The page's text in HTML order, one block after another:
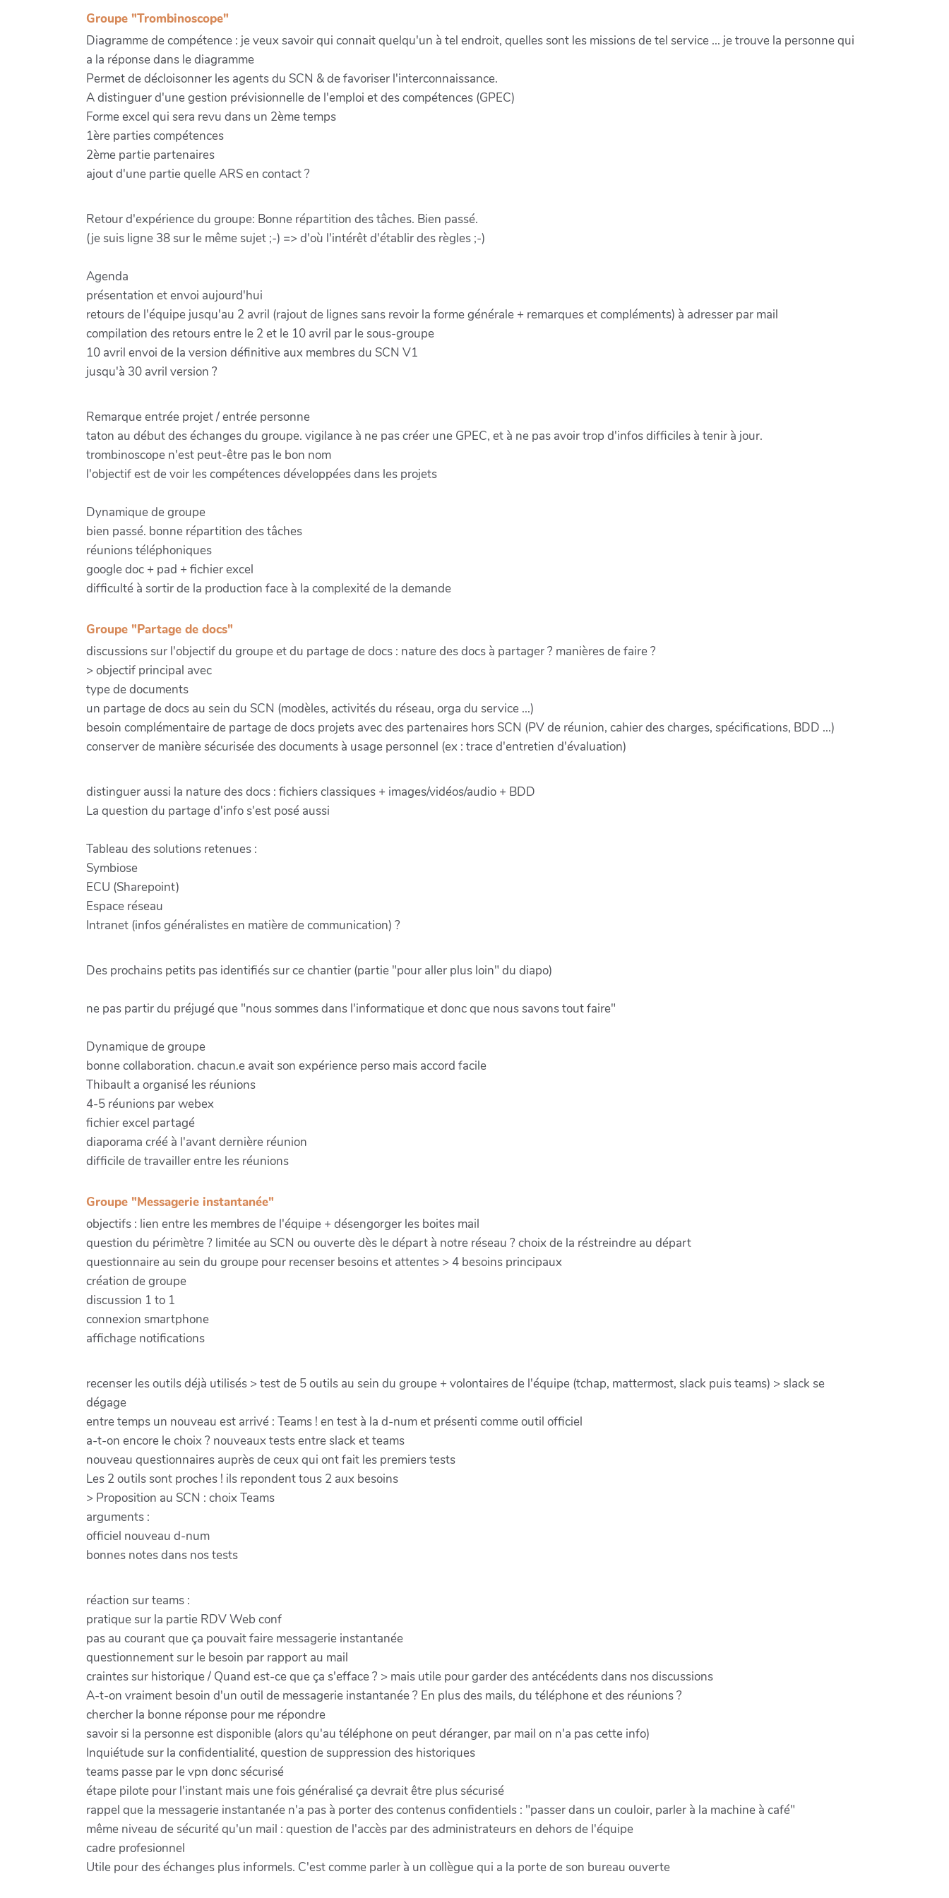
Groupe "Trombinoscope"
Diagramme de compétence : je veux savoir qui connait quelqu'un à tel endroit, quelles sont les missions de tel service ... je trouve la personne qui
a la réponse dans le diagramme
Permet de décloisonner les agents du SCN & de favoriser l'interconnaissance.
A distinguer d'une gestion prévisionnelle de l'emploi et des compétences (GPEC)
Forme excel qui sera revu dans un 2ème temps
1ère parties compétences
2ème partie partenaires
ajout d'une partie quelle ARS en contact ?
Retour d'expérience du groupe: Bonne répartition des tâches. Bien passé.
(je suis ligne 38 sur le même sujet ;-) => d'où l'intérêt d'établir des règles ;-)
Agenda
présentation et envoi aujourd'hui
retours de l'équipe jusqu'au 2 avril (rajout de lignes sans revoir la forme générale + remarques et compléments) à adresser par mail
compilation des retours entre le 2 et le 10 avril par le sous-groupe
10 avril envoi de la version définitive aux membres du SCN V1
jusqu'à 30 avril version ?
Remarque entrée projet / entrée personne
taton au début des échanges du groupe. vigilance à ne pas créer une GPEC, et à ne pas avoir trop d'infos difficiles à tenir à jour.
trombinoscope n'est peut-être pas le bon nom
l'objectif est de voir les compétences développées dans les projets
Dynamique de groupe
bien passé. bonne répartition des tâches
réunions téléphoniques
google doc + pad + fichier excel
difficulté à sortir de la production face à la complexité de la demande
Groupe "Partage de docs"
discussions sur l'objectif du groupe et du partage de docs : nature des docs à partager ? manières de faire ?
> objectif principal avec
type de documents
un partage de docs au sein du SCN (modèles, activités du réseau, orga du service ...)
besoin complémentaire de partage de docs projets avec des partenaires hors SCN (PV de réunion, cahier des charges, spécifications, BDD ...)
conserver de manière sécurisée des documents à usage personnel (ex : trace d'entretien d'évaluation)
distinguer aussi la nature des docs : fichiers classiques + images/vidéos/audio + BDD
La question du partage d'info s'est posé aussi
Tableau des solutions retenues :
Symbiose
ECU (Sharepoint)
Espace réseau
Intranet (infos généralistes en matière de communication) ?
Des prochains petits pas identifiés sur ce chantier (partie "pour aller plus loin" du diapo)
ne pas partir du préjugé que "nous sommes dans l'informatique et donc que nous savons tout faire"
Dynamique de groupe
bonne collaboration. chacun.e avait son expérience perso mais accord facile
Thibault a organisé les réunions
4-5 réunions par webex
fichier excel partagé
diaporama créé à l'avant dernière réunion
difficile de travailler entre les réunions
Groupe "Messagerie instantanée"
objectifs : lien entre les membres de l'équipe + désengorger les boites mail
question du périmètre ? limitée au SCN ou ouverte dès le départ à notre réseau ? choix de la réstreindre au départ
questionnaire au sein du groupe pour recenser besoins et attentes > 4 besoins principaux
création de groupe
discussion 1 to 1
connexion smartphone
affichage notifications
recenser les outils déjà utilisés > test de 5 outils au sein du groupe + volontaires de l'équipe (tchap, mattermost, slack puis teams) > slack se
dégage
entre temps un nouveau est arrivé : Teams ! en test à la d-num et présenti comme outil officiel
a-t-on encore le choix ? nouveaux tests entre slack et teams
nouveau questionnaires auprès de ceux qui ont fait les premiers tests
Les 2 outils sont proches ! ils repondent tous 2 aux besoins
> Proposition au SCN : choix Teams
arguments :
officiel nouveau d-num
bonnes notes dans nos tests
réaction sur teams :
pratique sur la partie RDV Web conf
pas au courant que ça pouvait faire messagerie instantanée
questionnement sur le besoin par rapport au mail
craintes sur historique / Quand est-ce que ça s'efface ? > mais utile pour garder des antécédents dans nos discussions
A-t-on vraiment besoin d'un outil de messagerie instantanée ? En plus des mails, du téléphone et des réunions ?
chercher la bonne réponse pour me répondre
savoir si la personne est disponible (alors qu'au téléphone on peut déranger, par mail on n'a pas cette info)
Inquiétude sur la confidentialité, question de suppression des historiques
teams passe par le vpn donc sécurisé
étape pilote pour l'instant mais une fois généralisé ça devrait être plus sécurisé
rappel que la messagerie instantanée n'a pas à porter des contenus confidentiels : "passer dans un couloir, parler à la machine à café"
même niveau de sécurité qu'un mail : question de l'accès par des administrateurs en dehors de l'équipe
cadre profesionnel
Utile pour des échanges plus informels. C'est comme parler à un collègue qui a la porte de son bureau ouverte